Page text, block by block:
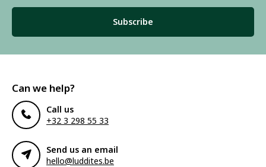
Subscribe
Can we help?
Call us
+32 3 298 55 33
Send us an email
hello@luddites.be